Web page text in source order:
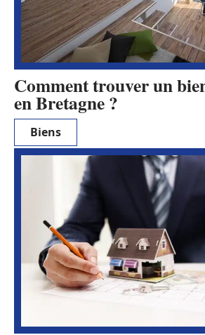
Comment trouver un
en Bretagne ?
Biens